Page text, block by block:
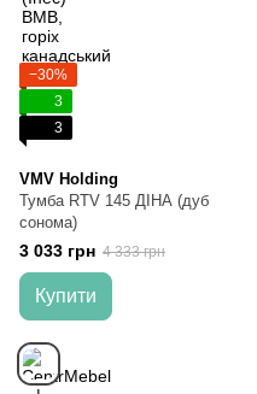
−30%
3
3
VMV Holding
Тумба RTV 145 ДІНА (дуб
сонома)
3 033 грн 4 333 грн
Купити